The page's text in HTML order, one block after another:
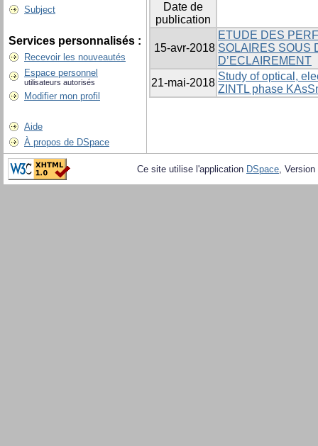
Subject
Services personnalisés :
Recevoir les nouveautés
Espace personnel
utilisateurs autorisés
Modifier mon profil
Aide
À propos de DSpace
Date de
publication
15-avr-2018
ETUDE DES
SOLAIRES SOUS
D’ECLAIREMENT
21-mai-2018
Study of optical,
ZINTL phase
Ce site utilise l'application DSpace,